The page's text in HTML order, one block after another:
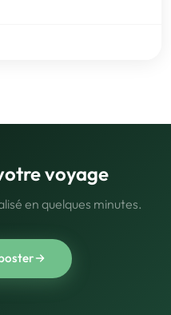
voyage
en quelques minutes.